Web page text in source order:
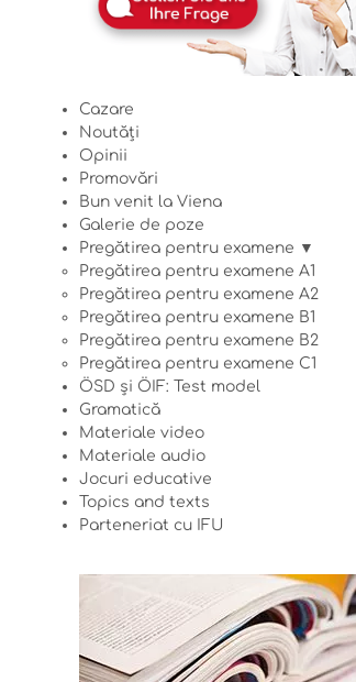
Cazare
Noutăți
Opinii
Promovări
Bun venit la Viena
Galerie de poze
Pregătirea pentru examene ▼
Pregătirea pentru examene A1
Pregătirea pentru examene A2
Pregătirea pentru examene B1
Pregătirea pentru examene B2
Pregătirea pentru examene C1
ÖSD și ÖIF: Test model
Gramatică
Materiale video
Materiale audio
Jocuri educative
Topics and texts
Parteneriat cu IFU